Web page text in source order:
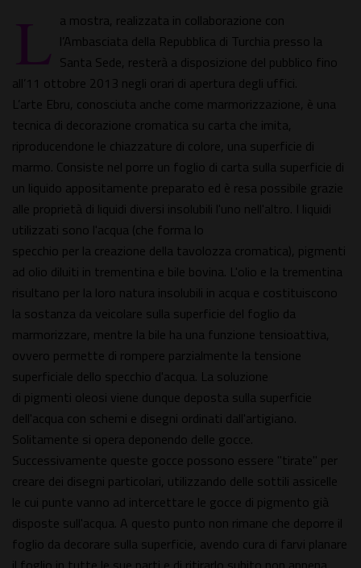
L a mostra, realizzata in collaborazione con
l’Ambasciata della Repubblica di Turchia presso la
Santa Sede, resterà a disposizione del pubblico fino
all’11 ottobre 2013 negli orari di apertura degli uffici.
L’arte Ebru, conosciuta anche come marmorizzazione, è una
tecnica di decorazione cromatica su carta che imita,
riproducendone le chiazzature di colore, una superficie di
marmo. Consiste nel porre un foglio di carta sulla superficie di
un liquido appositamente preparato ed è resa possibile grazie
alle proprietà di liquidi diversi insolubili l'uno nell'altro. I liquidi
utilizzati sono l'acqua (che forma lo
specchio per la creazione della tavolozza cromatica), pigmenti
ad olio diluiti in trementina e bile bovina. L'olio e la trementina
risultano per la loro natura insolubili in acqua e costituiscono
la sostanza da veicolare sulla superficie del foglio da
marmorizzare, mentre la bile ha una funzione tensioattiva,
ovvero permette di rompere parzialmente la tensione
superficiale dello specchio d'acqua. La soluzione
di pigmenti oleosi viene dunque deposta sulla superficie
dell'acqua con schemi e disegni ordinati dall'artigiano.
Solitamente si opera deponendo delle gocce.
Successivamente queste gocce possono essere "tirate" per
creare dei disegni particolari, utilizzando delle sottili assicelle
le cui punte vanno ad intercettare le gocce di pigmento già
disposte sull'acqua. A questo punto non rimane che deporre il
foglio da decorare sulla superficie, avendo cura di farvi planare